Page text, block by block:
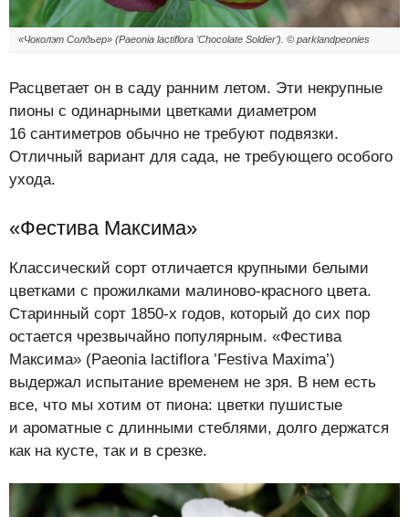
«Чоколэт Солдьер» (Paeonia lactiflora ’Chocolate Soldier’). © parklandpeonies
Расцветает он в саду ранним летом. Эти некрупные
пионы с одинарными цветками диаметром
16 сантиметров обычно не требуют подвязки.
Отличный вариант для сада, не требующего особого
ухода.
«Фестива Максима»
Классический сорт отличается крупными белыми
цветками с прожилками малиново-красного цвета.
Старинный сорт 1850-х годов, который до сих пор
остается чрезвычайно популярным. «Фестива
Максима» (Paeonia lactiflora ’Festiva Maxima’)
выдержал испытание временем не зря. В нем есть
все, что мы хотим от пиона: цветки пушистые
и ароматные с длинными стеблями, долго держатся
как на кусте, так и в срезке.